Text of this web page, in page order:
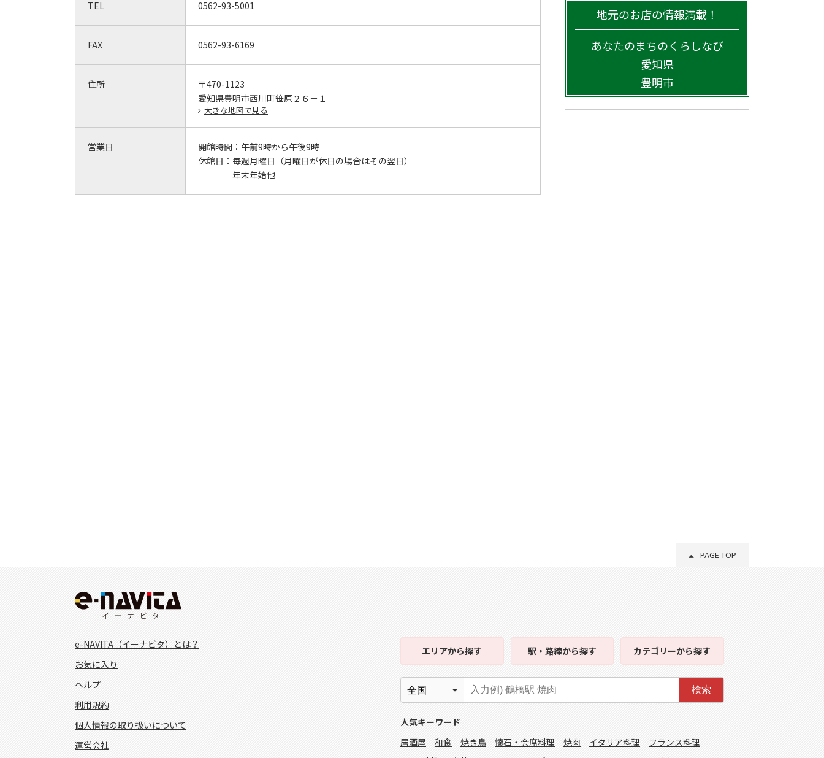
TEL 0562-93-5001
FAX 0562-93-6169
住所
〒470-1123
愛知県豊明市西川町笹原２６－１
大きな地図で見る
営業日 開館時間： 午前9時から午後9時
休館日： 毎週月曜日（月曜日が休日の場合はその翌日）
年末年始他
地元のお店の情報満載！
あなたのまちのくらしなび
愛知県
豊明市
PAGE TOP
e-NAVITA（イーナビタ）とは？
お気に入り
ヘルプ
利用規約
個人情報の取り扱いについて
運営会社
エリアから探す 駅・路線から探す カテゴリーから探す
検索
人気キーワード
居酒屋
和食 焼き鳥 懐石・会席料理 焼肉 イタリア料理
フランス料理